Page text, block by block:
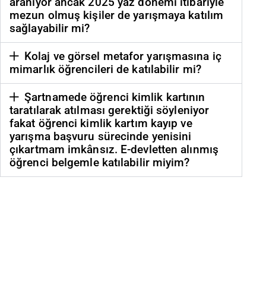
mezun olmuş kişiler de yarışmaya katılım
sağlayabilir mi?
Kolaj ve görsel metafor yarışmasına iç
mimarlık öğrencileri de katılabilir mi?
Şartnamede öğrenci kimlik kartının
taratılarak atılması gerektiği söyleniyor
fakat öğrenci kimlik kartım kayıp ve
yarışma başvuru sürecinde yenisini
çıkartmam imkânsız. E-devletten alınmış
öğrenci belgemle katılabilir miyim?